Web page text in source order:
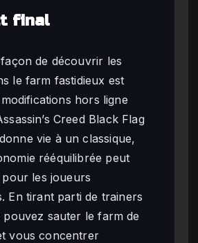
final
de découvrir les
le farm fastidieux est
modifications hors ligne
Creed Black Flag
vie à un classique,
rééquilibrée peut
les joueurs
En tirant parti de trainers
sauter le farm de
vous concentrer